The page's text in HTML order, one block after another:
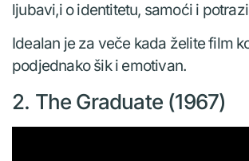
ljubavi,i o identitetu, samoći i
Idealan je za veče kada želite film
podjednako šik i emotivan.
2. The Graduate (1967)